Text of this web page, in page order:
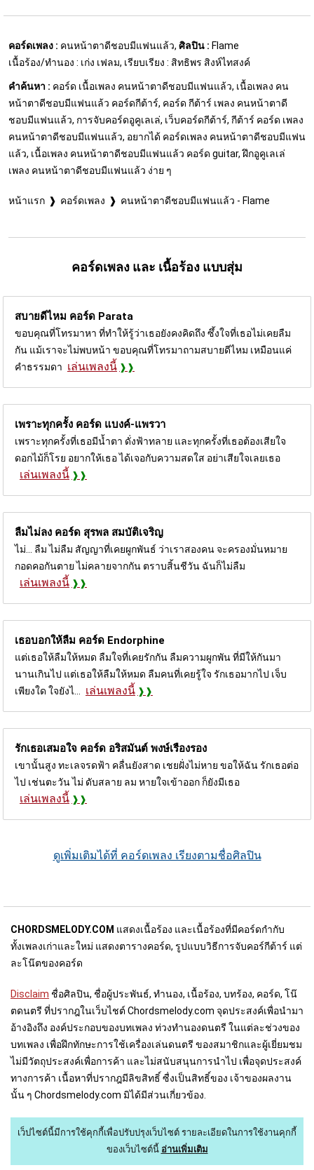
คอร์ดเพลง : คนหน้าตาดีชอบมีแฟนแล้ว, ศิลปิน : Flame
เนื้อร้อง/ทำนอง : เก่ง เฟลม, เรียบเรียง : สิทธิพร สิงห์ไทสงค์
คำค้นหา : คอร์ด เนื้อเพลง คนหน้าตาดีชอบมีแฟนแล้ว, เนื้อเพลง คน
หน้าตาดีชอบมีแฟนแล้ว คอร์ดกีต้าร์, คอร์ด กีต้าร์ เพลง คนหน้าตาดี
ชอบมีแฟนแล้ว, การจับคอร์ดอูคูเลเล่, เว็บคอร์ดกีต้าร์, กีต้าร์ คอร์ด เพลง
คนหน้าตาดีชอบมีแฟนแล้ว, อยากได้ คอร์ดเพลง คนหน้าตาดีชอบมีแฟน
แล้ว, เนื้อเพลง คนหน้าตาดีชอบมีแฟนแล้ว คอร์ด guitar, ฝึกอูคูเลเล่
เพลง คนหน้าตาดีชอบมีแฟนแล้ว ง่าย ๆ
หน้าแรก คอร์ดเพลง คนหน้าตาดีชอบมีแฟนแล้ว - Flame
คอร์ดเพลง และ เนื้อร้อง แบบสุ่ม
สบายดีไหม คอร์ด Parata
ขอบคุณที่โทรมาหา ที่ทำให้รู้ว่าเธอยังคงคิดถึง ซึ้งใจที่เธอไม่เคยลืม
กัน แม้เราจะไม่พบหน้า ขอบคุณที่โทรมาถามสบายดีไหม เหมือนแค่
คำธรรมดา เล่นเพลงนี้
เพราะทุกครั้ง คอร์ด แบงค์-แพรวา
เพราะทุกครั้งที่เธอมีน้ำตา ดั่งฟ้าทลาย และทุกครั้งที่เธอต้องเสียใจ
ดอกไม้ก็โรย อยากให้เธอ ได้เจอกับความสดใส อย่าเสียใจเลยเธอ
เล่นเพลงนี้
ลืมไม่ลง คอร์ด สุรพล สมบัติเจริญ
ไม่... ลืม ไม่ลืม สัญญาที่เคยผูกพันธ์ ว่าเราสองคน จะครองมั่นหมาย
กอดคอกันตาย ไม่คลายจากกัน ตราบสิ้นชีวัน ฉันก็ไม่ลืม
เล่นเพลงนี้
เธอบอกให้ลืม คอร์ด Endorphine
แต่เธอให้ลืมให้หมด ลืมใจที่เคยรักกัน ลืมความผูกพัน ที่มีให้กันมา
นานเกินไป แต่เธอให้ลืมให้หมด ลืมคนที่เคยรู้ใจ รักเธอมากไป เจ็บ
เพียงใด ใจยังไ... เล่นเพลงนี้
รักเธอเสมอใจ คอร์ด อริสมันต์ พงษ์เรืองรอง
เขานั้นสูง ทะเลจรดฟ้า คลื่นยังสาด เชยฝั่งไม่หาย ขอให้ฉัน รักเธอต่อ
ไป เช่นตะวัน ไม่ ดับสลาย ลม หายใจเข้าออก ก็ยังมีเธอ
เล่นเพลงนี้
ดูเพิ่มเติมได้ที่ คอร์ดเพลง เรียงตามชื่อศิลปิน
CHORDSMELODY.COM แสดงเนื้อร้อง และเนื้อร้องที่มีคอร์ดกำกับ
ทั้งเพลงเก่าและใหม่ แสดงตารางคอร์ด, รูปแบบวิธีการจับคอร์กีต้าร์ แต่
ละโน๊ตของคอร์ด
Disclaim ชื่อศิลปิน, ชื่อผู้ประพันธ์, ทำนอง, เนื้อร้อง, บทร้อง, คอร์ด, โน๊
ตดนตรี ที่ปรากฎในเว็บไชต์ Chordsmelody.com จุดประสงค์เพื่อนำมา
อ้างอิงถึง องค์ประกอบของบทเพลง ท่วงทำนองดนตรี ในแต่ละช่วงของ
บทเพลง เพื่อฝึกทักษะการใช้เครื่องเล่นดนตรี ของสมาชิกและผู้เยี่ยมชม
ไม่มีวัตถุประสงค์เพื่อการค้า และไม่สนับสนุนการนำไป เพื่อจุดประสงค์
ทางการค้า เนื้อหาที่ปรากฎมีลิขสิทธิ์ ซื่งเป็นสิทธิ์ของ เจ้าของผลงาน
นั้น ๆ Chordsmelody.com มิได้มีส่วนเกี่ยวข้อง.
เว็ปไซต์นี้มีการใช้คุกกี้เพื่อปรับปรุงเว็บไซต์ รายละเอียดในการใช้งานคุกกี้
ของเว็บไซต์นี้ อ่านเพิ่มเติม